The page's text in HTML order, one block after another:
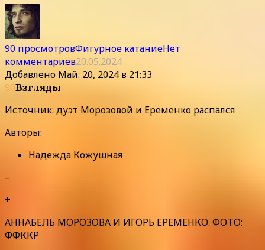
90 просмотровФигурное катаниеНет
комментариев20.05.2024
Добавлено Май. 20, 2024 в 21:33
90Взгляды
Источник: дуэт Морозовой и Еременко распался
Авторы:
Надежда Кожушная
–
+
АННАБЕЛЬ МОРОЗОВА И ИГОРЬ ЕРЕМЕНКО. ФОТО:
ФФККР